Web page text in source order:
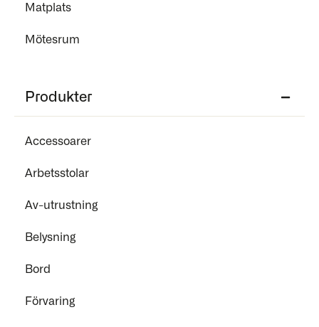
Matplats
Mötesrum
Produkter
Accessoarer
Arbetsstolar
Av-utrustning
Belysning
Bord
Förvaring